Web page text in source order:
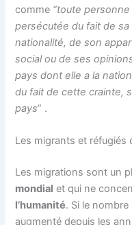
comme “toute personne
persécutée du fait de
nationalité, de son
social ou de ses
pays dont elle a la
du fait de cette crainte,
pays” .
Les migrants et réfugiés
Les migrations sont un
mondial et qui ne
l’humanité. Si le
augmenté depuis les